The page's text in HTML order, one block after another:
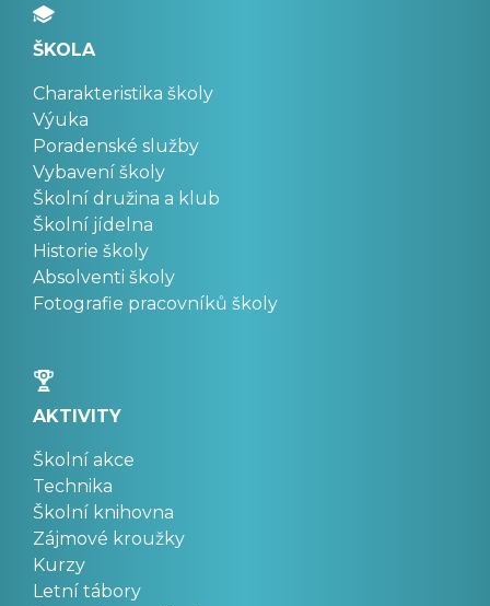
ŠKOLA
Charakteristika školy
Výuka
Poradenské služby
Vybavení školy
Školní družina a klub
Školní jídelna
Historie školy
Absolventi školy
Fotografie pracovníků školy
AKTIVITY
Školní akce
Technika
Školní knihovna
Zájmové kroužky
Kurzy
Letní tábory